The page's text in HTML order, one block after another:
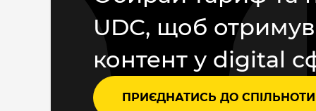
UDC, щоб
контент у digital
ПРИЄДНАТИСЬ ДО СПІЛЬНОТИ